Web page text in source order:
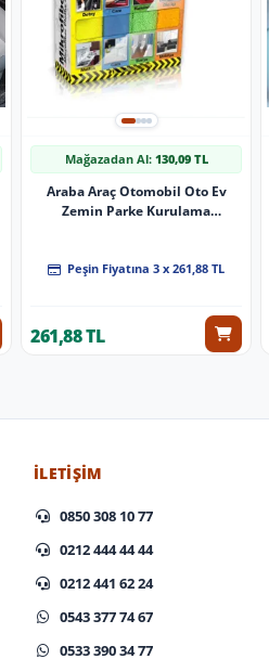
Mağazadan Al: 130,09 TL
Araba Araç Otomobil Oto Ev
Zemin Parke Kurulama
Peşin Fiyatına 3 x 261,88 TL
261,88 TL
İLETIŞIM
0850 308 10 77
0212 444 44 44
0212 441 62 24
0543 377 74 67
0533 390 34 77